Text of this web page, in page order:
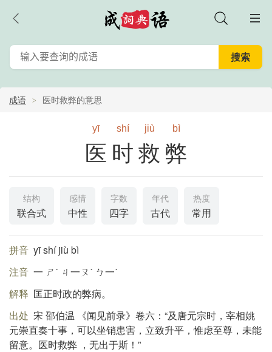
成语 医时救弊的意思
yī shí jiù bì
医时救弊
结构
联合式
感情
中性
字数
四字
年代
古代
热度
常用
拼音 yī shí jiù bì
注音 一 ㄕˊ ㄐ一ㄡˋ ㄅ一ˋ
解释 匡正时政的弊病。
出处 宋 邵伯温 《闻见前录》卷六：“及唐元宗时，宰相姚
元崇直奏十事，可以坐销患害，立致升平，惟虑至尊，未能
留意。医时救弊 ，无出于斯！”